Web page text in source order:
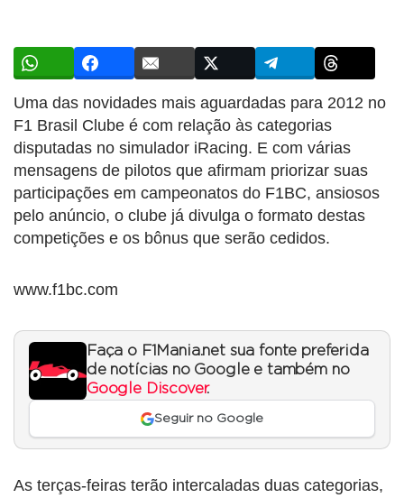
Uma das novidades mais aguardadas para 2012 no
F1 Brasil Clube é com relação às categorias
disputadas no simulador iRacing. E com várias
mensagens de pilotos que afirmam priorizar suas
participações em campeonatos do F1BC, ansiosos
pelo anúncio, o clube já divulga o formato destas
competições e os bônus que serão cedidos.
www.f1bc.com
Faça o F1Mania.net sua fonte preferida
de notícias no Google e também no
Google Discover.
Seguir no Google
As terças-feiras terão intercaladas duas categorias,